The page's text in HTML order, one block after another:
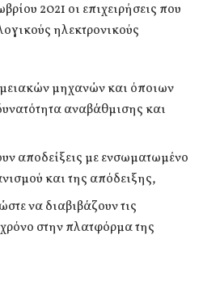
2021 οι επιχειρήσεις που
ηλεκτρονικούς
μηχανών και όποιων
αναβάθμισης και
αποδείξεις με ενσωματωμένο
και της απόδειξης,
να διαβιβάζουν τις
στην πλατφόρμα της